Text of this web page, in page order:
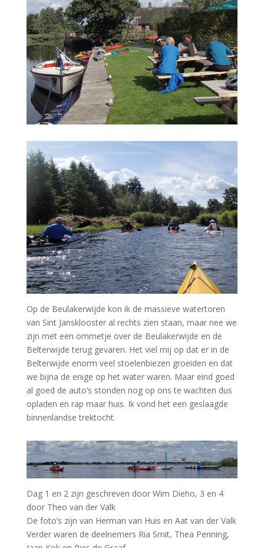
Op de Beulakerwijde kon ik de massieve watertoren
van Sint Jansklooster al rechts zien staan, maar nee we
zijn met een ommetje over de Beulakerwijde en de
Belterwijde terug gevaren. Het viel mij op dat er in de
Belterwijde enorm veel stoelenbiezen groeiden en dat
we bijna de enige op het water waren. Maar eind goed
al goed de auto’s stonden nog op ons te wachten dus
opladen en rap maar huis. Ik vond het een geslaagde
binnenlandse trektocht.
Dag 1 en 2 zijn geschreven door Wim Dieho, 3 en 4
door Theo van der Valk
De foto’s zijn van Herman van Huis en Aat van der Valk
Verder waren de deelnemers Ria Smit, Thea Penning,